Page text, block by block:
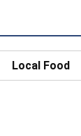
Local Food